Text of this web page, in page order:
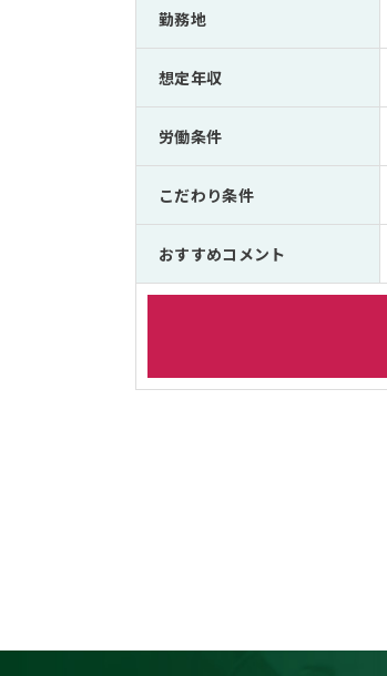
勤務地
想定年収
労働条件
こだわり条件
おすすめコメント